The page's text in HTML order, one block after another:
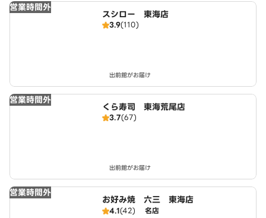
営業時間外
スシロー 東海店
3.9(110)
出前館がお届け
営業時間外
くら寿司 東海荒尾店
3.7(67)
出前館がお届け
営業時間外
お好み焼 六三 東海店
4.1(42) 名店